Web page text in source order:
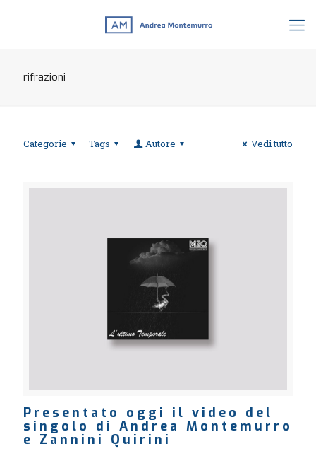
rifrazioni
Categorie Tags Autore Vedi tutto
Presentato oggi il video del
singolo di Andrea Montemurro
e Zannini Quirini